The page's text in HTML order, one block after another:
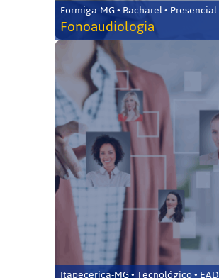
Formiga-MG • Bacharel • Presencial
Fonoaudiologia